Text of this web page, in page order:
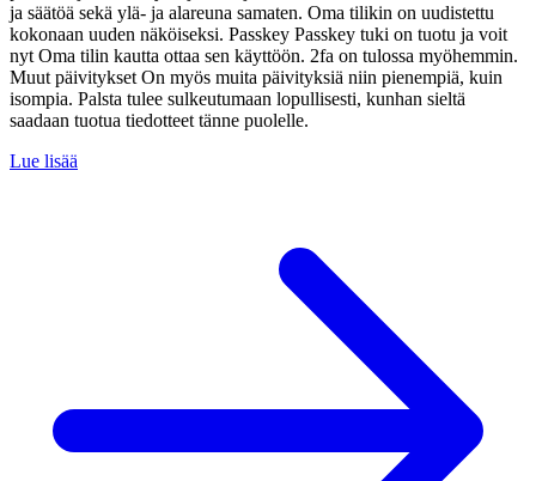
ja säätöä sekä ylä- ja alareuna samaten. Oma tilikin on uudistettu
kokonaan uuden näköiseksi. Passkey Passkey tuki on tuotu ja voit
nyt Oma tilin kautta ottaa sen käyttöön. 2fa on tulossa myöhemmin.
Muut päivitykset On myös muita päivityksiä niin pienempiä, kuin
isompia. Palsta tulee sulkeutumaan lopullisesti, kunhan sieltä
saadaan tuotua tiedotteet tänne puolelle.
Lue lisää